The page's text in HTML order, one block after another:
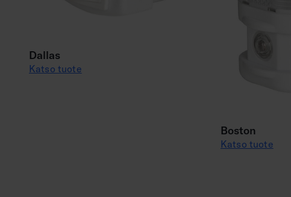
Dallas
Katso tuote
Boston
Katso tuote